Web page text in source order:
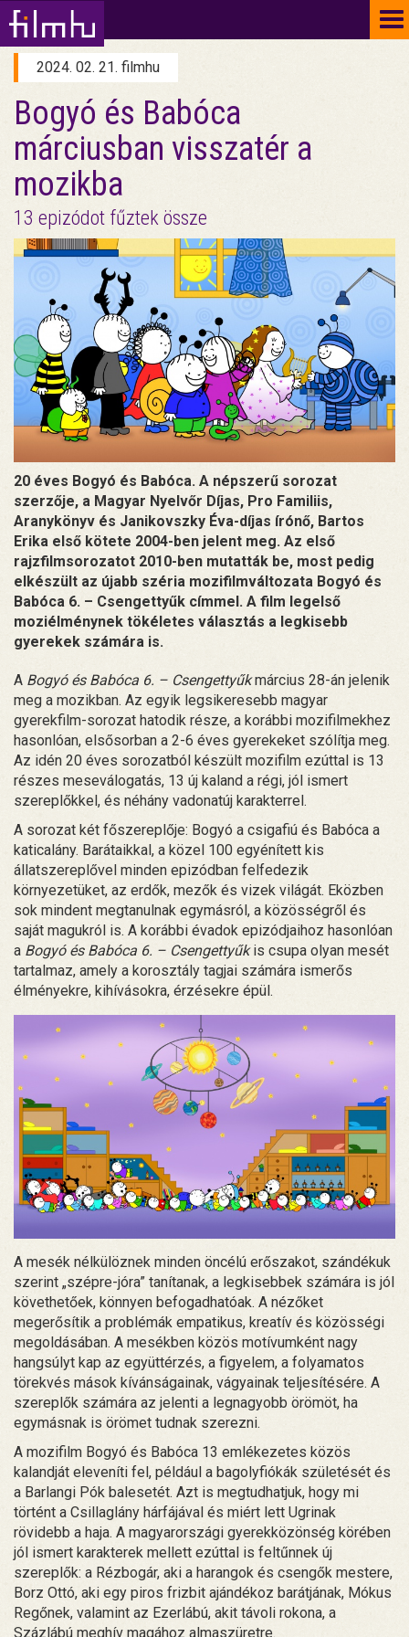
2024. 02. 21. filmhu
Bogyó és Babóca
márciusban visszatér a
mozikba
13 epizódot fűztek össze
20 éves Bogyó és Babóca. A népszerű sorozat
szerzője, a Magyar Nyelvőr Díjas, Pro Familiis,
Aranykönyv és Janikovszky Éva-díjas írónő, Bartos
Erika első kötete 2004-ben jelent meg. Az első
rajzfilmsorozatot 2010-ben mutatták be, most pedig
elkészült az újabb széria mozifilmváltozata Bogyó és
Babóca 6. – Csengettyűk címmel. A film legelső
moziélménynek tökéletes választás a legkisebb
gyerekek számára is.
A Bogyó és Babóca 6. – Csengettyűkmárcius 28-án jelenik
meg a mozikban. Az egyik legsikeresebb magyar
gyerekfilm-sorozat hatodik része, a korábbi mozifilmekhez
hasonlóan, elsősorban a 2-6 éves gyerekeket szólítja meg.
Az idén 20 éves sorozatból készült mozifilm ezúttal is 13
részes meseválogatás, 13 új kaland a régi, jól ismert
szereplőkkel, és néhány vadonatúj karakterrel.
A sorozat két főszereplője: Bogyó a csigafiú és Babóca a
katicalány. Barátaikkal, a közel 100 egyénített kis
állatszereplővel minden epizódban felfedezik
környezetüket, az erdők, mezők és vizek világát. Eközben
sok mindent megtanulnak egymásról, a közösségről és
saját magukról is. A korábbi évadok epizódjaihoz hasonlóan
a Bogyó és Babóca 6. – Csengettyűkis csupa olyan mesét
tartalmaz, amely a korosztály tagjai számára ismerős
élményekre, kihívásokra, érzésekre épül.
A mesék nélkülöznek minden öncélú erőszakot, szándékuk
szerint „szépre-jóra” tanítanak, a legkisebbek számára is jól
követhetőek, könnyen befogadhatóak. A nézőket
megerősítik a problémák empatikus, kreatív és közösségi
megoldásában. A mesékben közös motívumként nagy
hangsúlyt kap az együttérzés, a figyelem, a folyamatos
törekvés mások kívánságainak, vágyainak teljesítésére. A
szereplők számára az jelenti a legnagyobb örömöt, ha
egymásnak is örömet tudnak szerezni.
A mozifilm Bogyó és Babóca 13 emlékezetes közös
kalandját eleveníti fel, például a bagolyfiókák születését és
a Barlangi Pók balesetét. Azt is megtudhatjuk, hogy mi
történt a Csillaglány hárfájával és miért lett Ugrinak
rövidebb a haja. A magyarországi gyerekközönség körében
jól ismert karakterek mellett ezúttal is feltűnnek új
szereplők: a Rézbogár, aki a harangok és csengők mestere,
Borz Ottó, aki egy piros frizbit ajándékoz barátjának, Mókus
Regőnek, valamint az Ezerlábú, akit távoli rokona, a
Százlábú meghív magához almaszüretre.